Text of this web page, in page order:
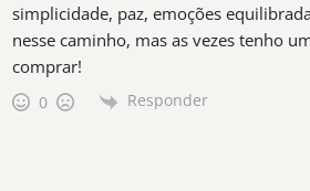
simplicidade, paz, emoções
nesse caminho, mas as vezes tenho
comprar!
0 Responder